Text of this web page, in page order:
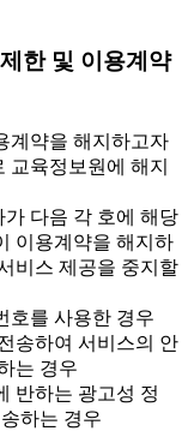
한 및 이용계약
계약을 해지하고자
교육정보원에 해지
다음 각 호에 해당
이용계약을 해지하
비스 제공을 중지할
호를 사용한 경우
송하여 서비스의 안
는 경우
반하는 광고성 정
하는 경우